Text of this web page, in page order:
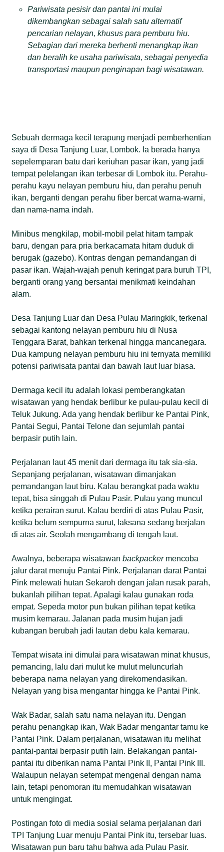
Pariwisata pesisir dan pantai ini mulai
dikembangkan sebagai salah satu alternatif
pencarian nelayan, khusus para pemburu hiu.
Sebagian dari mereka berhenti menangkap ikan
dan beralih ke usaha pariwisata, sebagai penyedia
transportasi maupun penginapan bagi wisatawan.
Sebuah dermaga kecil terapung menjadi pemberhentian
saya di Desa Tanjung Luar, Lombok. Ia berada hanya
sepelemparan batu dari keriuhan pasar ikan, yang jadi
tempat pelelangan ikan terbesar di Lombok itu. Perahu-
perahu kayu nelayan pemburu hiu, dan perahu penuh
ikan, berganti dengan perahu fiber bercat warna-warni,
dan nama-nama indah.
Minibus mengkilap, mobil-mobil pelat hitam tampak
baru, dengan para pria berkacamata hitam duduk di
berugak (gazebo). Kontras dengan pemandangan di
pasar ikan. Wajah-wajah penuh keringat para buruh TPI,
berganti orang yang bersantai menikmati keindahan
alam.
Desa Tanjung Luar dan Desa Pulau Maringkik, terkenal
sebagai kantong nelayan pemburu hiu di Nusa
Tenggara Barat, bahkan terkenal hingga mancanegara.
Dua kampung nelayan pemburu hiu ini ternyata memiliki
potensi pariwisata pantai dan bawah laut luar biasa.
Dermaga kecil itu adalah lokasi pemberangkatan
wisatawan yang hendak berlibur ke pulau-pulau kecil di
Teluk Jukung. Ada yang hendak berlibur ke Pantai Pink,
Pantai Segui, Pantai Telone dan sejumlah pantai
berpasir putih lain.
Perjalanan laut 45 menit dari dermaga itu tak sia-sia.
Sepanjang perjalanan, wisatawan dimanjakan
pemandangan laut biru. Kalau berangkat pada waktu
tepat, bisa singgah di Pulau Pasir. Pulau yang muncul
ketika perairan surut. Kalau berdiri di atas Pulau Pasir,
ketika belum sempurna surut, laksana sedang berjalan
di atas air. Seolah mengambang di tengah laut.
Awalnya, beberapa wisatawanbackpacker mencoba
jalur darat menuju Pantai Pink. Perjalanan darat Pantai
Pink melewati hutan Sekaroh dengan jalan rusak parah,
bukanlah pilihan tepat. Apalagi kalau gunakan roda
empat. Sepeda motor pun bukan pilihan tepat ketika
musim kemarau. Jalanan pada musim hujan jadi
kubangan berubah jadi lautan debu kala kemarau.
Tempat wisata ini dimulai para wisatawan minat khusus,
pemancing, lalu dari mulut ke mulut meluncurlah
beberapa nama nelayan yang direkomendasikan.
Nelayan yang bisa mengantar hingga ke Pantai Pink.
Wak Badar, salah satu nama nelayan itu. Dengan
perahu penangkap ikan, Wak Badar mengantar tamu ke
Pantai Pink. Dalam perjalanan, wisatawan itu melihat
pantai-pantai berpasir putih lain. Belakangan pantai-
pantai itu diberikan nama Pantai Pink II, Pantai Pink III.
Walaupun nelayan setempat mengenal dengan nama
lain, tetapi penomoran itu memudahkan wisatawan
untuk mengingat.
Postingan foto di media sosial selama perjalanan dari
TPI Tanjung Luar menuju Pantai Pink itu, tersebar luas.
Wisatawan pun baru tahu bahwa ada Pulau Pasir.